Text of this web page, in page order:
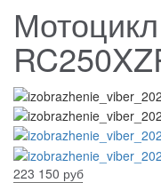
223 150 руб